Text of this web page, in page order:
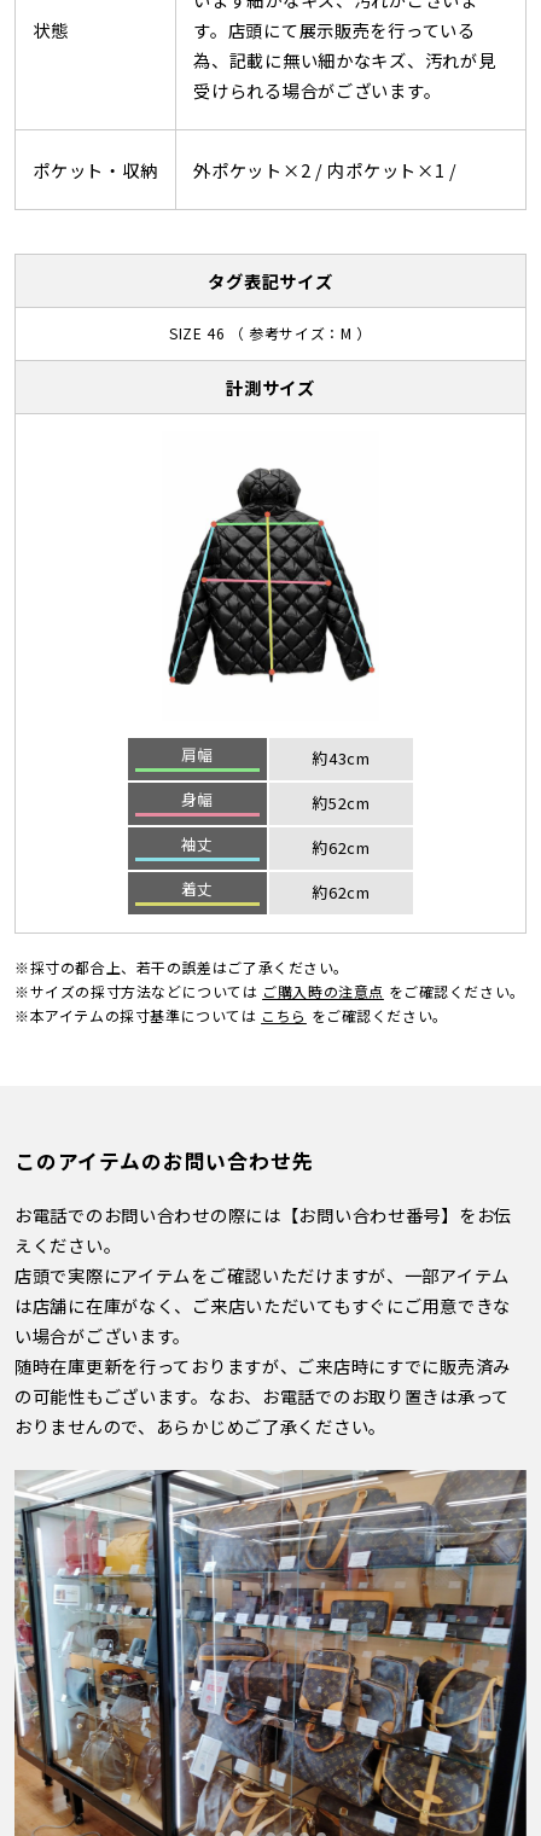
状態
す。店頭にて展示販売を行っている
為、記載に無い細かなキズ、汚れが見
受けられる場合がございます。
ポケット・収納 外ポケット×2 / 内ポケット×1 /
タグ表記サイズ
SIZE 46 （ 参考サイズ：M ）
計測サイズ
肩幅
約43cm
身幅
約52cm
袖丈
約62cm
着丈
約62cm
※採寸の都合上、若干の誤差はご了承ください。
※サイズの採寸方法などについては ご購入時の注意点 をご確認ください。
※本アイテムの採寸基準については こちら をご確認ください。
このアイテムのお問い合わせ先
お電話でのお問い合わせの際には【お問い合わせ番号】をお伝
えください。
店頭で実際にアイテムをご確認いただけますが、一部アイテム
は店舗に在庫がなく、ご来店いただいてもすぐにご用意できな
い場合がございます。
随時在庫更新を行っておりますが、ご来店時にすでに販売済み
の可能性もございます。なお、お電話でのお取り置きは承って
おりませんので、あらかじめご了承ください。